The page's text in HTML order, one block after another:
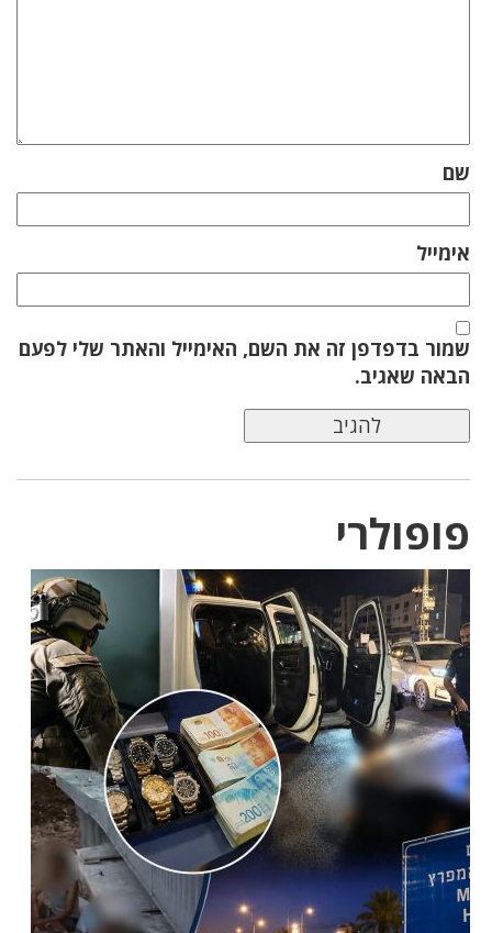
שם
אימייל
שמור בדפדפן זה את השם, האימייל והאתר שלי לפעם
הבאה שאגיב.
פופולרי